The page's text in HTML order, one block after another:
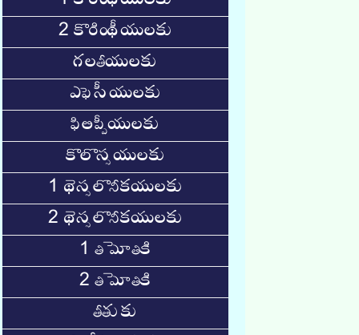
2 కొరింథీయులకు
గలతీయులకు
ఎఫెసీయులకు
ఫిలిప్పీయులకు
కొలొస్సయులకు
1 థెస్సలొనీకయులకు
2 థెస్సలొనీకయులకు
1 తిమోతికి
2 తిమోతికి
తీతుకు